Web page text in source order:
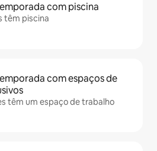
com piscina
têm piscina
com espaços de
têm um espaço de trabalho